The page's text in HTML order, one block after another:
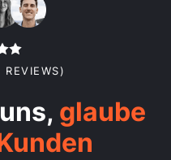
glaube